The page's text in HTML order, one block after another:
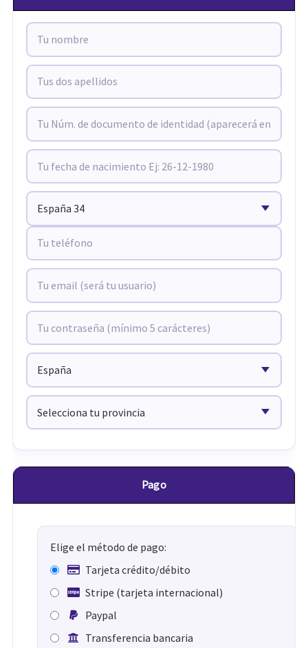
Pago
Elige el método de pago:
Tarjeta crédito/débito
Stripe (tarjeta internacional)
Paypal
Transferencia bancaria